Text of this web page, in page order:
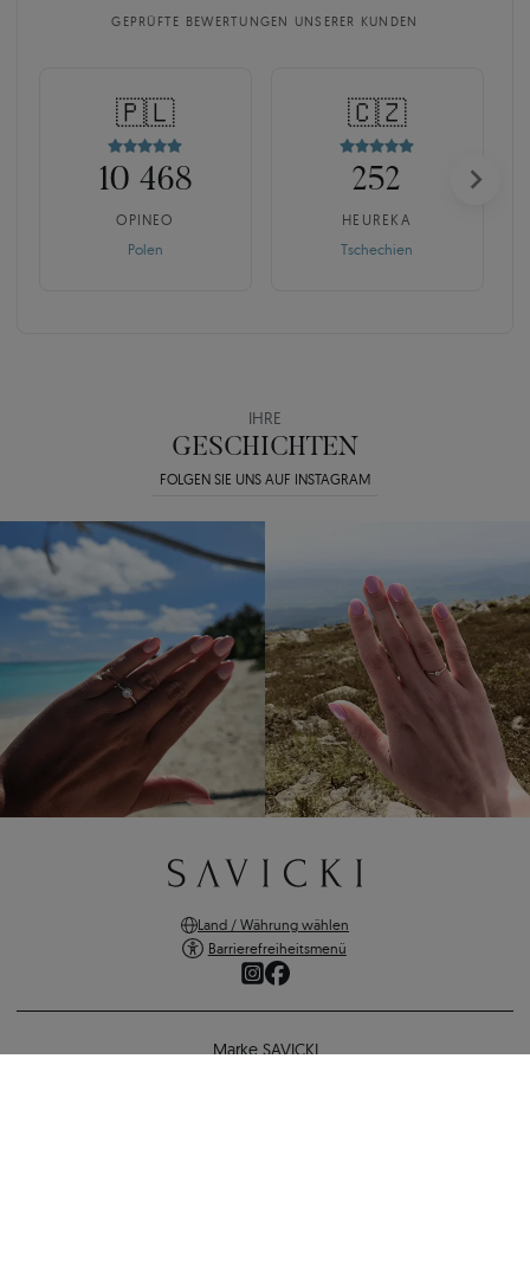
GEPRÜFTE BEWERTUNGEN UNSERER KUNDEN
🇵🇱
10 468
OPINEO
Polen
🇨🇿
252
HEUREKA
Tschechien
IHRE
GESCHICHTEN
FOLGEN SIE UNS AUF INSTAGRAM
Land / Währung wählen
Barrierefreiheitsmenü
Marke SAVICKI